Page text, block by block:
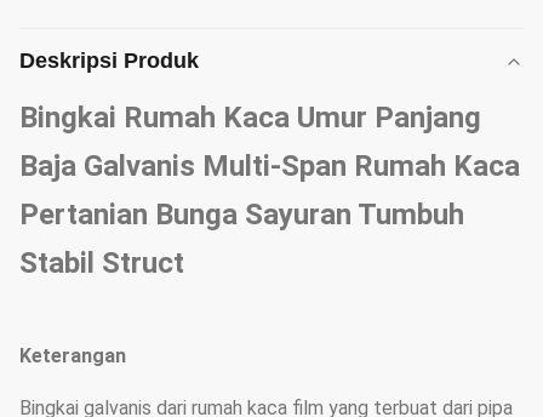
Deskripsi Produk
Bingkai Rumah Kaca Umur Panjang
Baja Galvanis Multi-Span Rumah Kaca
Pertanian Bunga Sayuran Tumbuh
Stabil Struct
Keterangan
Bingkai galvanis dari rumah kaca film yang terbuat dari pipa